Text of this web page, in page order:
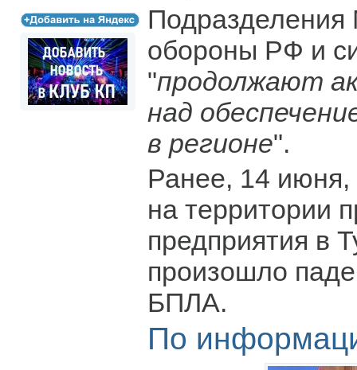
Подразделения
обороны РФ и
"продолжают
над
в регионе".
Ранее, 14
на территории
предприятия в
произошло
БПЛА.
По